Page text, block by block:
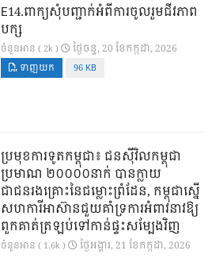
E14.ពាក្យសុំបញ្ជាក់អំពីការចូលរួមជីវភាព
បក្ស
ចំនួនអាន ( 2k ) ថ្ងៃ​ចន្ទ, 20 ខែ​កក្កដា, 2026
ទាញយក 96 KB
ប្រមុខការទូតកម្ពុជា៖ ជនស៊ីវិលកម្ពុជា
ប្រមាណ ២០០០០នាក់ បានក្លាយ
ជាជនរងគ្រោះនៃជម្លោះព្រំដែន, កម្ពុជាស្នើ
សហការីអាស៊ានជួយគាំទ្រការអំពាវនាវឱ្យ
ពួកគាត់ត្រឡប់ទៅកាន់ផ្ទះសម្បែងវិញ
ចំនួនអាន ( 1.6k ) ថ្ងៃ​អង្គារ, 21 ខែ​កក្កដា, 2026